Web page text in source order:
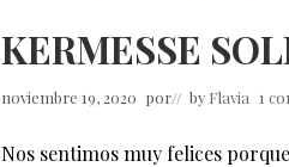
KERMESSE
noviembre 19, 2020 por// by Flavia 1
Nos sentimos muy felices